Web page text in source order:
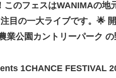
このフェスはWANIMAの
目の一大ライブです。🌟
業公園カントリーパーク
1CHANCE FESTIVAL